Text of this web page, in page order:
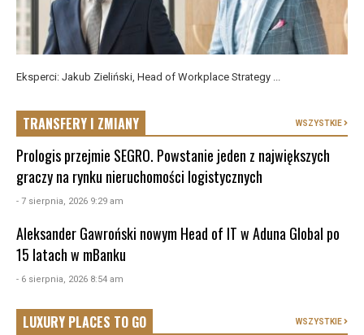
Eksperci: Jakub Zieliński, Head of Workplace Strategy ...
TRANSFERY I ZMIANY WSZYSTKIE
Prologis przejmie SEGRO. Powstanie jeden z największych
graczy na rynku nieruchomości logistycznych
- 7 sierpnia, 2026 9:29 am
Aleksander Gawroński nowym Head of IT w Aduna Global po
15 latach w mBanku
- 6 sierpnia, 2026 8:54 am
LUXURY PLACES TO GO WSZYSTKIE